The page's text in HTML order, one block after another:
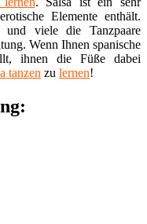
Elemente enthält.
viele die Tanzpaare
Wenn Ihnen spanische
ihnen die Füße dabei
tanzen zu lernen!